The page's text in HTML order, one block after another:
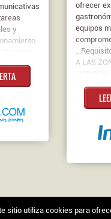
y
ofrecer
equipos
A LAS
para
sitio utiliza cookies para